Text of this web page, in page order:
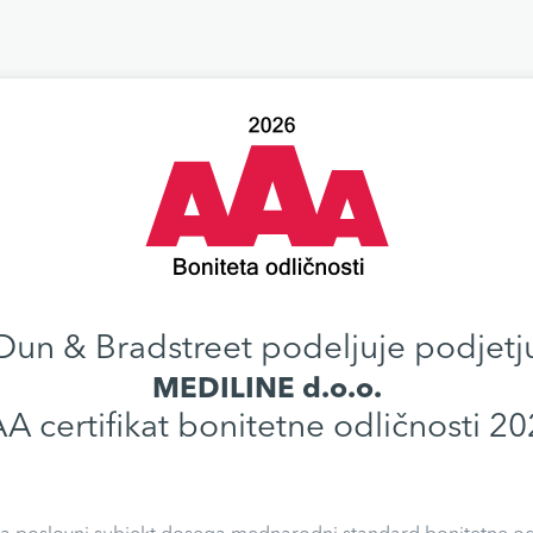
& Bradstreet podeljuje
MEDILINE d.o.o.
certifikat bonitetne odličnosti